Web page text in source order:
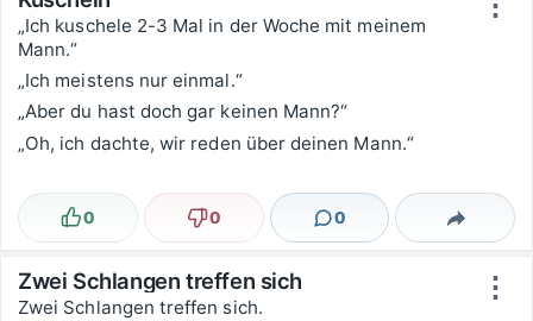
„Ich kuschele 2-3 Mal in der Woche mit meinem
Mann.“
„Ich meistens nur einmal.“
„Aber du hast doch gar keinen Mann?“
„Oh, ich dachte, wir reden über deinen Mann.“
Lustig
0 Nicht lustig
0 0
Kommentare Teilen
⋮
Zwei Schlangen treffen sich
Zwei Schlangen treffen sich.